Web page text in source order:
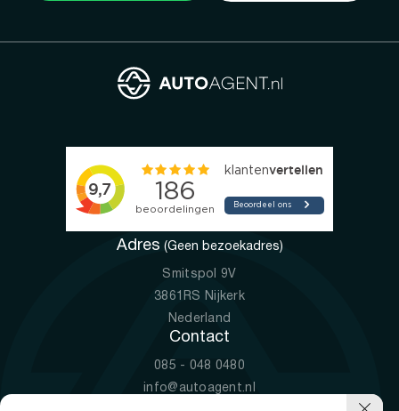
Adres (Geen bezoekadres)
Smitspol 9V
3861RS Nijkerk
Nederland
Contact
085 - 048 0480
info@autoagent.nl